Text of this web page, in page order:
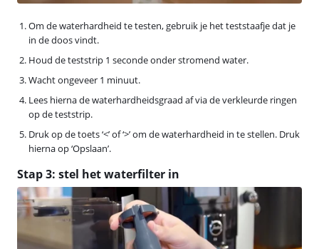
Om de waterhardheid te testen, gebruik je het teststaafje dat je
in de doos vindt.
Houd de teststrip 1 seconde onder stromend water.
Wacht ongeveer 1 minuut.
Lees hierna de waterhardheidsgraad af via de verkleurde ringen
op de teststrip.
Druk op de toets ‘<’ of ‘>’ om de waterhardheid in te stellen. Druk
hierna op ‘Opslaan’.
Stap 3: stel het waterfilter in